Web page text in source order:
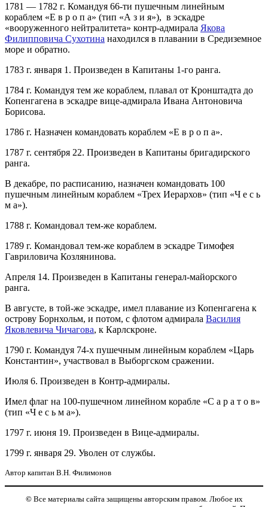
1781 — 1782 г. Командуя 66-ти пушечным линейным
кораблем «Е в р о п а» (тип «А з и я»), в эскадре
«вооруженного нейтралитета» контр-адмирала Якова
Филипповича Сухотина находился в плавании в Средиземное
море и обратно.
1783 г. января 1. Произведен в Капитаны 1-го ранга.
1784 г. Командуя тем же кораблем, плавал от Кронштадта до
Копенгагена в эскадре вице-адмирала Ивана Антоновича
Борисова.
1786 г. Назначен командовать кораблем «Е в р о п а».
1787 г. сентября 22. Произведен в Капитаны бригадирского
ранга.
В декабре, по расписанию, назначен командовать 100
пушечным линейным кораблем «Трех Иерархов» (тип «Ч е с ь
м а»).
1788 г. Командовал тем-же кораблем.
1789 г. Командовал тем-же кораблем в эскадре Тимофея
Гавриловича Козлянинова.
Апреля 14. Произведен в Капитаны генерал-майорского
ранга.
В августе, в той-же эскадре, имел плавание из Копенгагена к
острову Борнхольм, и потом, с флотом адмирала Василия
Яковлевича Чичагова, к Карлскроне.
1790 г. Командуя 74-х пушечным линейным кораблем «Царь
Константин», участвовал в Выборгском сражении.
Июля 6. Произведен в Контр-адмиралы.
Имел флаг на 100-пушечном линейном корабле «С а р а т о в»
(тип «Ч е с ь м а»).
1797 г. июня 19. Произведен в Вице-адмиралы.
1799 г. января 29. Уволен от службы.
Автор капитан В.Н. Филимонов
© Все материалы сайта защищены авторским правом. Любое их